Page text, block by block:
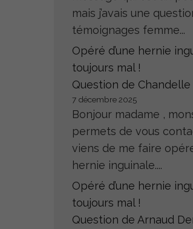
mais j’avais une
témoignages femme...
Opéré d’une hernie
toujours mal !
Question de Chandelle
7 décembre 2025
Bonjour madame ,
permets de vous
viens de me faire
hernie inguinale....
Opéré d’une hernie
toujours mal !
Question de Arnaud